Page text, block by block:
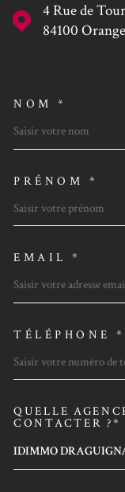
4 Rue de
84100
Orange
NOM *
PRÉNOM *
EMAIL *
TÉLÉPHONE *
QUELLE
CONTACTER ?*
IDIMMO